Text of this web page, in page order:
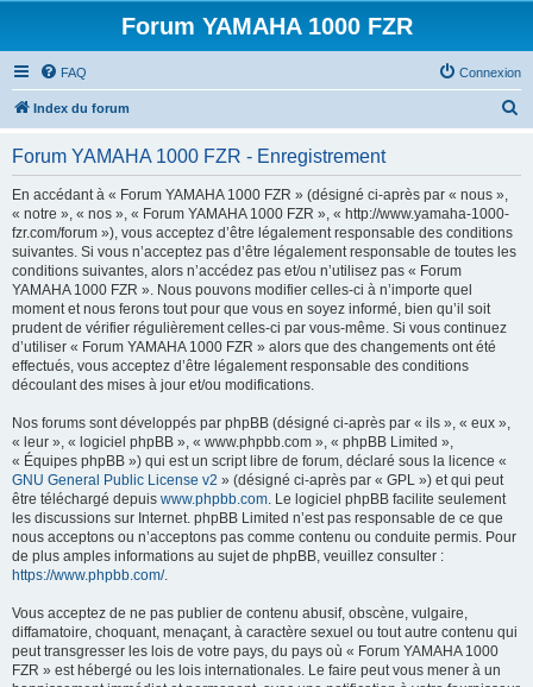
Forum YAMAHA 1000 FZR
FAQ Connexion
Index du forum
Forum YAMAHA 1000 FZR - Enregistrement
En accédant à « Forum YAMAHA 1000 FZR » (désigné ci-après par « nous »,
« notre », « nos », « Forum YAMAHA 1000 FZR », « http://www.yamaha-1000-
fzr.com/forum »), vous acceptez d’être légalement responsable des conditions
suivantes. Si vous n’acceptez pas d’être légalement responsable de toutes les
conditions suivantes, alors n’accédez pas et/ou n’utilisez pas « Forum
YAMAHA 1000 FZR ». Nous pouvons modifier celles-ci à n’importe quel
moment et nous ferons tout pour que vous en soyez informé, bien qu’il soit
prudent de vérifier régulièrement celles-ci par vous-même. Si vous continuez
d’utiliser « Forum YAMAHA 1000 FZR » alors que des changements ont été
effectués, vous acceptez d’être légalement responsable des conditions
découlant des mises à jour et/ou modifications.
Nos forums sont développés par phpBB (désigné ci-après par « ils », « eux »,
« leur », « logiciel phpBB », « www.phpbb.com », « phpBB Limited »,
« Équipes phpBB ») qui est un script libre de forum, déclaré sous la licence «
GNU General Public License v2 » (désigné ci-après par « GPL ») et qui peut
être téléchargé depuis www.phpbb.com. Le logiciel phpBB facilite seulement
les discussions sur Internet. phpBB Limited n’est pas responsable de ce que
nous acceptons ou n’acceptons pas comme contenu ou conduite permis. Pour
de plus amples informations au sujet de phpBB, veuillez consulter :
https://www.phpbb.com/.
Vous acceptez de ne pas publier de contenu abusif, obscène, vulgaire,
diffamatoire, choquant, menaçant, à caractère sexuel ou tout autre contenu qui
peut transgresser les lois de votre pays, du pays où « Forum YAMAHA 1000
FZR » est hébergé ou les lois internationales. Le faire peut vous mener à un